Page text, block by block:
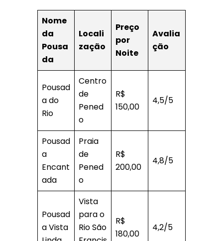
Nome
da
Pousa
da
Locali
zação
Preço
por
Noite
Avalia
ção
Pousad
a do
Rio
Centro
de
Pened
o
R$
150,00
4,5/5
Pousad
a
Encant
ada
Praia
de
Pened
o
R$
200,00
4,8/5
Pousad
a Vista
Vista
para o
Rio São
R$
180,00
4,2/5